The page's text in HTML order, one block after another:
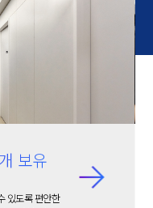
보유
있도록편안한